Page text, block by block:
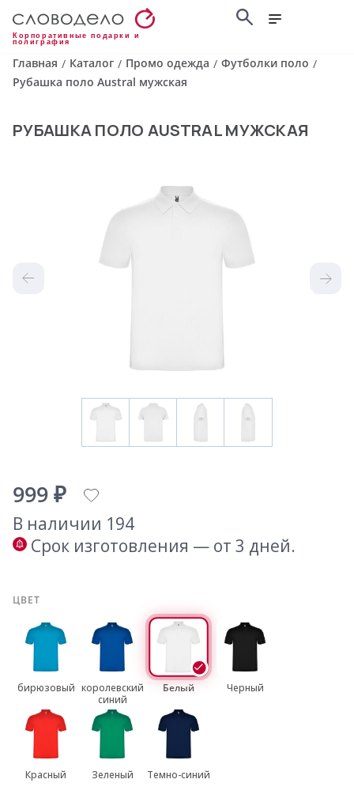
Корпоративные подарки и
полиграфия
Главная / Каталог / Промо одежда / Футболки поло /
Рубашка поло Austral мужская
РУБАШКА ПОЛО AUSTRAL МУЖСКАЯ
999 ₽
В наличии 194
Срок изготовления — от 3 дней.
ЦВЕТ
бирюзовый королевский
синий
Белый Черный
Красный Зеленый Темно-синий